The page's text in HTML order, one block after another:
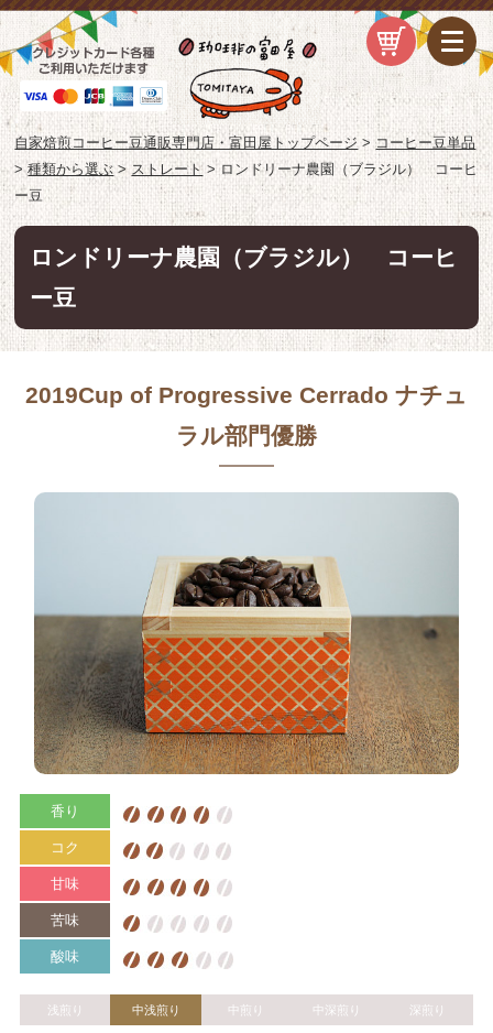
自家焙煎コーヒー豆通販専門店・富田屋トップページ>コーヒー豆単品
>種類から選ぶ > ストレート >ロンドリーナ農園（ブラジル） コーヒ
ー豆
ロンドリーナ農園（ブラジル） コーヒ
ー豆
2019Cup of Progressive Cerrado ナチュ
ラル部門優勝
香り
コク
甘味
苦味
酸味
浅煎り 中浅煎り 中煎り 中深煎り 深煎り